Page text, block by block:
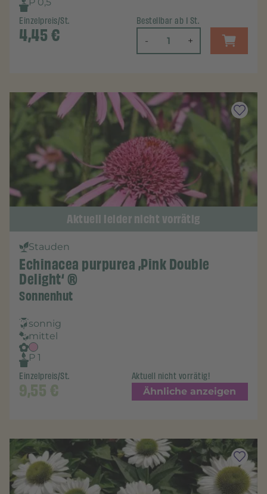
Einzelpreis/St.
4,45€
Bestellbar ab 1 St.
- +
Aktuell leider nicht vorrätig
Stauden
Echinacea purpurea ‚Pink Double
Delight‘ ®
Sonnenhut
sonnig
mittel
P 1
Einzelpreis/St.
9,55€
Aktuell nicht vorrätig!
Ähnliche anzeigen